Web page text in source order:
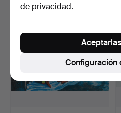
de privacidad.
Configuración